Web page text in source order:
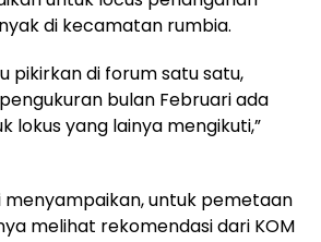
di kecamatan rumbia.
pikirkan di forum satu satu,
bulan Februari ada
lokus yang lainya mengikuti,”
untuk pemetaan
melihat rekomendasi dari KOM